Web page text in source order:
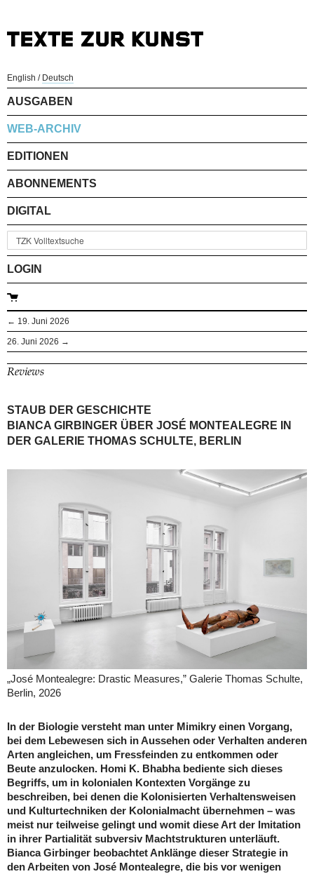
English / Deutsch
AUSGABEN
WEB-ARCHIV
EDITIONEN
ABONNEMENTS
DIGITAL
LOGIN
← 19. Juni 2026
26. Juni 2026 →
Reviews
STAUB DER GESCHICHTE
BIANCA GIRBINGER ÜBER JOSÉ MONTEALEGRE IN
DER GALERIE THOMAS SCHULTE, BERLIN
„José Montealegre: Drastic Measures,” Galerie Thomas Schulte,
Berlin, 2026
In der Biologie versteht man unter Mimikry einen Vorgang,
bei dem Lebewesen sich in Aussehen oder Verhalten anderen
Arten angleichen, um Fressfeinden zu entkommen oder
Beute anzulocken. Homi K. Bhabha bediente sich dieses
Begriffs, um in kolonialen Kontexten Vorgänge zu
beschreiben, bei denen die Kolonisierten Verhaltensweisen
und Kulturtechniken der Kolonialmacht übernehmen – was
meist nur teilweise gelingt und womit diese Art der Imitation
in ihrer Partialität subversiv Machtstrukturen unterläuft.
Bianca Girbinger beobachtet Anklänge dieser Strategie in
den Arbeiten von José Montealegre, die bis vor wenigen